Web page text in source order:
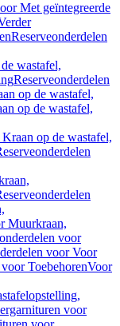
Met geïntegreerde
Reserveonderdelen
wastafel,
Reserveonderdelen
op de wastafel,
op de wastafel,
op de wastafel,
Muurkraan,
voor
voor Voor
ToebehorenVoor
voor